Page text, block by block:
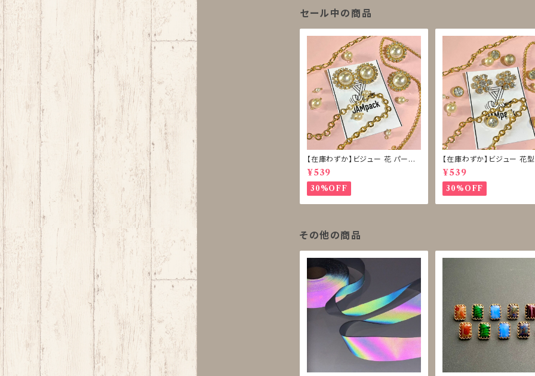
セール中の商品
【在庫わずか】ビジュー 花 パール
ボタン 再販なし
¥539
30%OFF
【在庫わずか】ビジュー 花
ボタン 再販なし
¥539
30%OFF
その他の商品